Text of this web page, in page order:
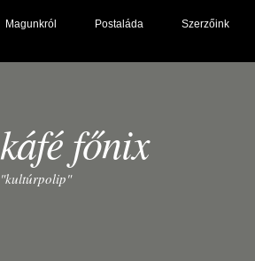
Magunkról Postaláda Szerzőink
káfé főnix
"kultúrpolip"